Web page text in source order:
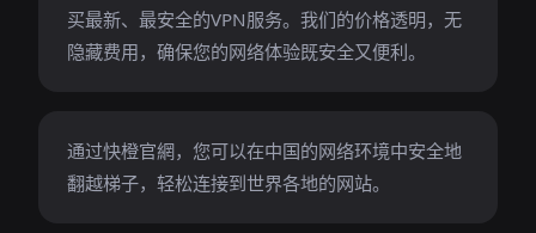
买最新、最安全的VPN服务。我们的价格透明，无
隐藏费用，确保您的网络体验既安全又便利。
通过快橙官網，您可以在中国的网络环境中安全地
翻越梯子，轻松连接到世界各地的网站。